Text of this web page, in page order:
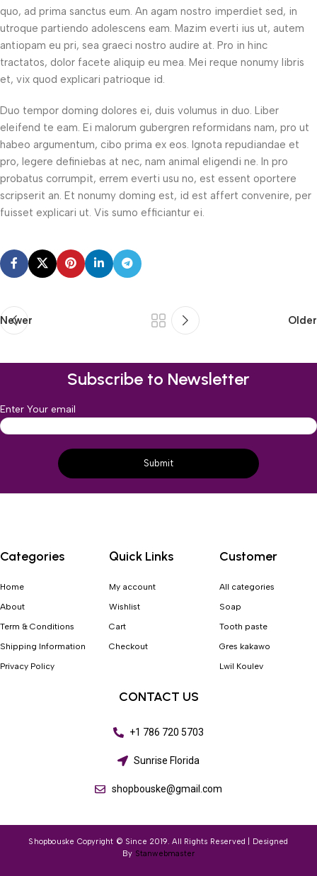
quo, ad prima sanctus eum. An agam nostro imperdiet sed, in
utroque partiendo adolescens eam. Mazim everti ius ut, autem
antiopam eu pri, sea graeci nostro audire at. Pro in hinc
tractatos, dolor facete aliquip eu mea. Mei reque nonumy libris
et, vix quod explicari patrioque id.
Duo tempor doming dolores ei, duis volumus in duo. Liber
eleifend te eam. Ei malorum gubergren reformidans nam, pro ut
habeo argumentum, cibo prima ex eos. Ignota repudiandae et
pro, legere definiebas at nec, nam animal eligendi ne. In pro
probatus corrumpit, errem everti usu no, est essent oportere
scripserit an. Et nonumy doming est, id est affert convenire, per
fuisset explicari ut. Vis sumo efficiantur ei.
Newer Older
Subscribe to Newsletter
Enter Your email
Categories
Home
About
Term & Conditions
Shipping Information
Privacy Policy
Quick Links
My account
Wishlist
Cart
Checkout
Customer
All categories
Soap
Tooth paste
Gres kakawo
Lwil Koulev
CONTACT US
+1 786 720 5703
Sunrise Florida
shopbouske@gmail.com
Shopbouske Copyright © Since 2019. All Rights Reserved | Designed
By Stanwebmaster